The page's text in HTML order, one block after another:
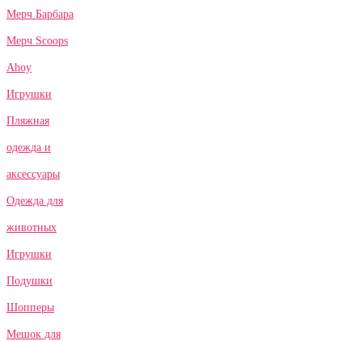
Мерч Барбара
Мерч Scoops
Ahoy
Игрушки
Пляжная
одежда и
аксессуары
Одежда для
животных
Игрушки
Подушки
Шопперы
Мешок для